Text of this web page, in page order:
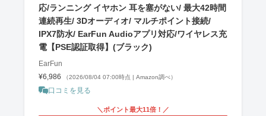
応/ランニング イヤホン 耳を塞がない/ 最大42時間
連続再生/ 3Dオーディオ/ マルチポイント接続/
IPX7防水/ EarFun Audioアプリ対応/ワイヤレス充
電【PSE認証取得】(ブラック)
EarFun
¥6,986
（2026/08/04 07:00時点 | Amazon調べ）
口コミを見る
＼ポイント最大11倍！／